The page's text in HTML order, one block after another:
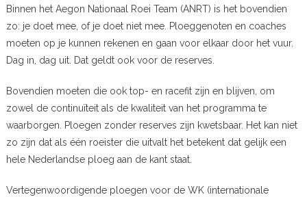
Binnen het Aegon Nationaal Roei Team (ANRT) is het bovendien
zo: je doet mee, of je doet niet mee. Ploeggenoten en coaches
moeten op je kunnen rekenen en gaan voor elkaar door het vuur.
Dag in, dag uit. Dat geldt ook voor de reserves.
Bovendien moeten die ook top- en racefit zijn en blijven, om
zowel de continuïteit als de kwaliteit van het programma te
waarborgen. Ploegen zonder reserves zijn kwetsbaar. Het kan niet
zo zijn dat als één roeister die uitvalt het betekent dat gelijk een
hele Nederlandse ploeg aan de kant staat.
Vertegenwoordigende ploegen voor de WK (internationale